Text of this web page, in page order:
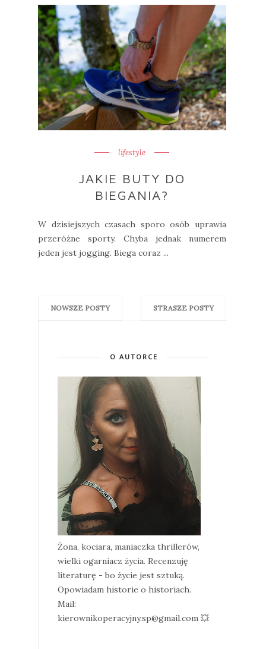
lifestyle
JAKIE BUTY DO
BIEGANIA?
W dzisiejszych czasach sporo osób uprawia
przeróżne sporty. Chyba jednak numerem
jeden jest jogging. Biega coraz ...
NOWSZE POSTY STRASZE POSTY
O AUTORCE
Żona, kociara, maniaczka thrillerów,
wielki ogarniacz życia. Recenzuję
literaturę - bo życie jest sztuką.
Opowiadam historie o historiach.
Mail:
kierownikoperacyjny.sp@gmail.com 💥